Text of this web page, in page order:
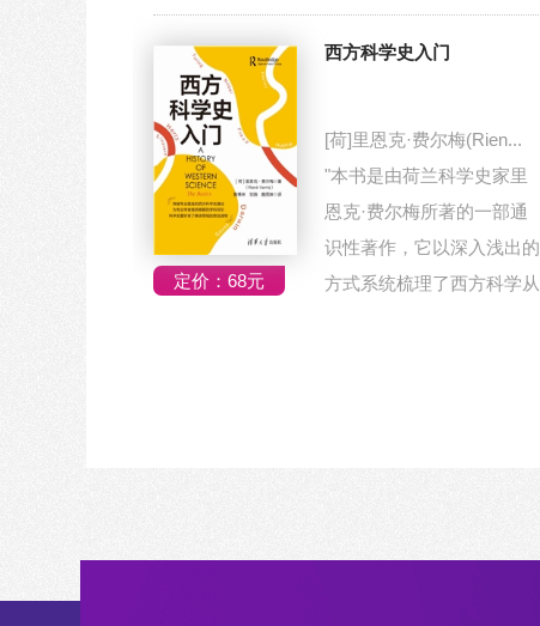
的全貌，旨...
定价：68元
西方科学史入门
[荷]里恩克·费尔梅(Rien...
"本书是由荷兰科学史家里
恩克·费尔梅所著的一部通
识性著作，它以深入浅出的
方式系统梳理了西方科学从